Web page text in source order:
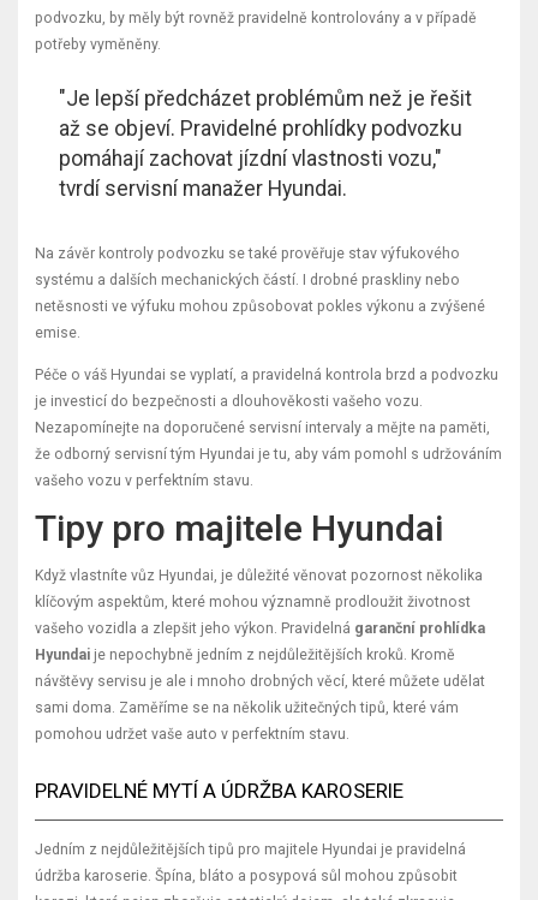
podvozku, by měly být rovněž pravidelně kontrolovány a v případě
potřeby vyměněny.
"Je lepší předcházet problémům než je řešit
až se objeví. Pravidelné prohlídky podvozku
pomáhají zachovat jízdní vlastnosti vozu,"
tvrdí servisní manažer Hyundai.
Na závěr kontroly podvozku se také prověřuje stav výfukového
systému a dalších mechanických částí. I drobné praskliny nebo
netěsnosti ve výfuku mohou způsobovat pokles výkonu a zvýšené
emise.
Péče o váš Hyundai se vyplatí, a pravidelná kontrola brzd a podvozku
je investicí do bezpečnosti a dlouhověkosti vašeho vozu.
Nezapomínejte na doporučené servisní intervaly a mějte na paměti,
že odborný servisní tým Hyundai je tu, aby vám pomohl s udržováním
vašeho vozu v perfektním stavu.
Tipy pro majitele Hyundai
Když vlastníte vůz Hyundai, je důležité věnovat pozornost několika
klíčovým aspektům, které mohou významně prodloužit životnost
vašeho vozidla a zlepšit jeho výkon. Pravidelná garanční prohlídka
Hyundai je nepochybně jedním z nejdůležitějších kroků. Kromě
návštěvy servisu je ale i mnoho drobných věcí, které můžete udělat
sami doma. Zaměříme se na několik užitečných tipů, které vám
pomohou udržet vaše auto v perfektním stavu.
PRAVIDELNÉ MYTÍ A ÚDRŽBA KAROSERIE
Jedním z nejdůležitějších tipů pro majitele Hyundai je pravidelná
údržba karoserie. Špína, bláto a posypová sůl mohou způsobit